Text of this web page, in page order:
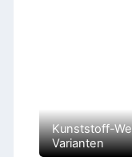
Kunststoff-
Varianten